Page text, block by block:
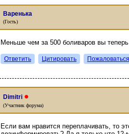
Варенька
(Гость)
Меньше чем за 500 боливаров вы
Ответить Цитировать Пожаловаться
Dimitri ●
(Участник форума)
Если вам нравится переплачивать, то